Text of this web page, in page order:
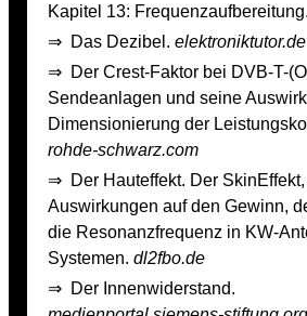
Kapitel 13: Frequenzaufbereitung.
⇒ Das Dezibel. elektroniktutor.de
⇒ Der Crest-Faktor bei DVB-T-
Sendeanlagen und seine
Dimensionierung der
rohde-schwarz.com
⇒ Der Hauteffekt. Der
Auswirkungen auf den Gewinn,
die Resonanzfrequenz in KW­-
Systemen. dl2fbo.de
⇒ Der Innenwiderstand.